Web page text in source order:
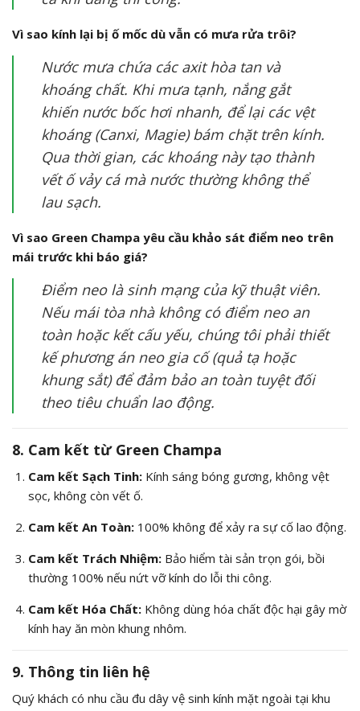
Vì sao kính lại bị ố mốc dù vẫn có mưa rửa trôi?
Nước mưa chứa các axit hòa tan và
khoáng chất. Khi mưa tạnh, nắng gắt
khiến nước bốc hơi nhanh, để lại các vệt
khoáng (Canxi, Magie) bám chặt trên kính.
Qua thời gian, các khoáng này tạo thành
vết ố vảy cá mà nước thường không thể
lau sạch.
Vì sao Green Champa yêu cầu khảo sát điểm neo trên
mái trước khi báo giá?
Điểm neo là sinh mạng của kỹ thuật viên.
Nếu mái tòa nhà không có điểm neo an
toàn hoặc kết cấu yếu, chúng tôi phải thiết
kế phương án neo gia cố (quả tạ hoặc
khung sắt) để đảm bảo an toàn tuyệt đối
theo tiêu chuẩn lao động.
8. Cam kết từ Green Champa
Cam kết Sạch Tinh:Kính sáng bóng gương, không vệt
sọc, không còn vết ố.
Cam kết An Toàn:100% không để xảy ra sự cố lao động.
Cam kết Trách Nhiệm:Bảo hiểm tài sản trọn gói, bồi
thường 100% nếu nứt vỡ kính do lỗi thi công.
Cam kết Hóa Chất:Không dùng hóa chất độc hại gây mờ
kính hay ăn mòn khung nhôm.
9. Thông tin liên hệ
Quý khách có nhu cầu đu dây vệ sinh kính mặt ngoài tại khu